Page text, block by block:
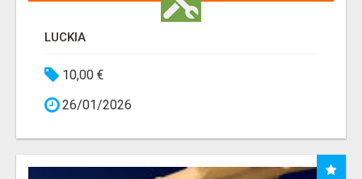
LUCKIA
10,00 €
26/01/2026